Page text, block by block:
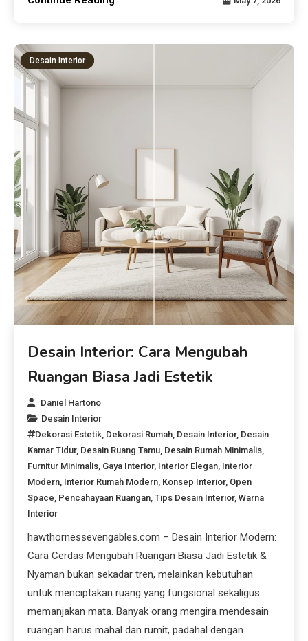
Desain Interior
Desain Interior: Cara Mengubah
Ruangan Biasa Jadi Estetik
Daniel Hartono
Desain Interior
Dekorasi Estetik Dekorasi Rumah Desain Interior, Desain
Kamar Tidur, Desain Ruang Tamu Desain Rumah Minimalis
Furnitur Minimalis Gaya Interior, Interior Elegan Interior
Modern Interior Rumah Modern Konsep Interior, Open
Space Pencahayaan Ruangan ,Tips Desain Interior,Warna
Interior
hawthornessevengables.com – Desain Interior Modern:
Cara Cerdas Mengubah Ruangan Biasa Jadi Estetik &
Nyaman bukan sekadar tren, melainkan kebutuhan
untuk menciptakan ruang yang fungsional sekaligus
memanjakan mata. Banyak orang mengira mendesain
ruangan harus mahal dan rumit, padahal dengan